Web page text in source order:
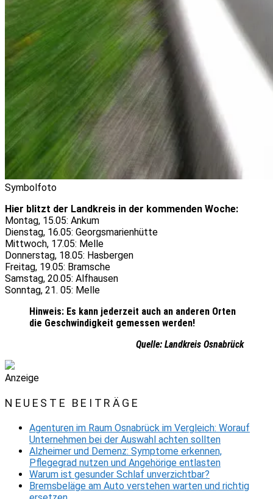
Symbolfoto
Hier blitzt der Landkreis in der kommenden Woche:
Montag, 15.05: Ankum
Dienstag, 16.05: Georgsmarienhütte
Mittwoch, 17.05: Melle
Donnerstag, 18.05: Hasbergen
Freitag, 19.05: Bramsche
Samstag, 20.05: Alfhausen
Sonntag, 21. 05: Melle
Hinweis: Es kann jederzeit auch an anderen Orten
die Geschwindigkeit gemessen werden!
Quelle: Landkreis Osnabrück
Anzeige
NEUESTE BEITRÄGE
Agenturen im Raum Osnabrück im Vergleich: Worauf
Unternehmen bei der Auswahl achten sollten
Alzheimer und Demenz: Symptome erkennen,
Pflegegrad nutzen und Angehörige entlasten
Warum ist gesunder Schlaf unverzichtbar?
Bremsbeläge am Auto verstehen warten und richtig